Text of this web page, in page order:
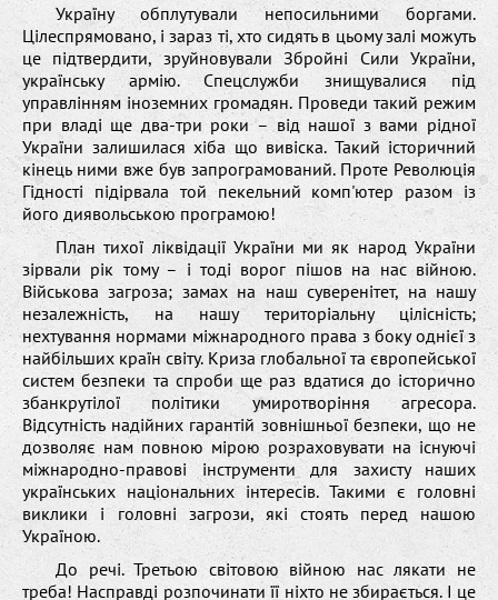
Україну обплутували непосильними боргами.
Цілеспрямовано, і зараз ті, хто сидять в цьому залі можуть
це підтвердити, зруйновували Збройні Сили України,
українську армію. Спецслужби знищувалися під
управлінням іноземних громадян. Проведи такий режим
при владі ще два-три роки – від нашої з вами рідної
України залишилася хіба що вивіска. Такий історичний
кінець ними вже був запрограмований. Проте Революція
Гідності підірвала той пекельний комп'ютер разом із
його диявольською програмою!
План тихої ліквідації України ми як народ України
зірвали рік тому – і тоді ворог пішов на нас війною.
Військова загроза; замах на наш суверенітет, на нашу
незалежність, на нашу територіальну цілісність;
нехтування нормами міжнародного права з боку однієї з
найбільших країн світу. Криза глобальної та європейської
систем безпеки та спроби ще раз вдатися до історично
збанкрутілої політики умиротворіння агресора.
Відсутність надійних гарантій зовнішньої безпеки, що не
дозволяє нам повною мірою розраховувати на існуючі
міжнародно-правові інструменти для захисту наших
українських національних інтересів. Такими є головні
виклики і головні загрози, які стоять перед нашою
Україною.
До речі. Третьою світовою війною нас лякати не
треба! Насправді розпочинати її ніхто не збирається. І це